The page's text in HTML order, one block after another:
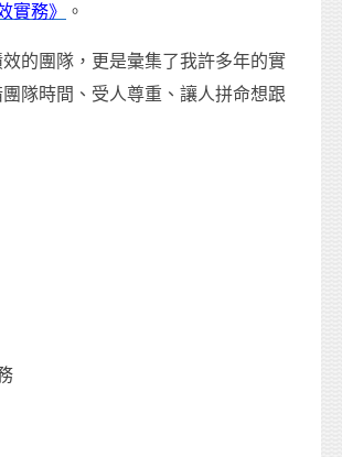
實務》 。
的團隊，更是彙集了我許多年的實
隊時間、受人尊重、讓人拼命想跟